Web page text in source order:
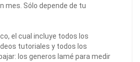
mes. Sólo depende de tu
el cual incluye todos los
tutoriales y todos los
los generos lamé para medir